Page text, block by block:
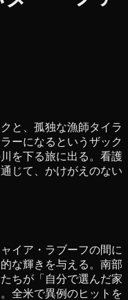
と、孤独な漁師タイラ
ーになるというザック
を下る旅に出る。看護
じて、かけがえのない
イア・ラブーフの間に
な輝きを与える。南部
ちが「自分で選んだ家
全米で異例のヒットを